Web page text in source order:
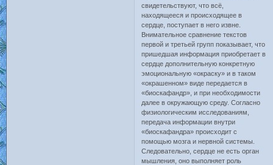
свидетельствуют, что всё,
находящееся и происходящее в
сердце, поступает в него извне.
Внимательное сравнение текстов
первой и третьей групп показывает, что
пришедшая информация приобретает в
сердце дополнительную конкретную
эмоциональную «окраску» и в таком
«окрашенном» виде передается в
«биоскафандр», и при необходимости
далее в окружающую среду. Согласно
физиологическим исследованиям,
передача информации внутри
«биоскафандра» происходит с
помощью мозга и нервной системы.
Следовательно, сердце не есть орган
мышления, оно выполняет роль